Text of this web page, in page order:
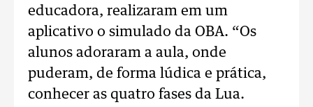
educadora, realizaram em um
aplicativo o simulado da OBA. “Os
alunos adoraram a aula, onde
puderam, de forma lúdica e prática,
conhecer as quatro fases da Lua.